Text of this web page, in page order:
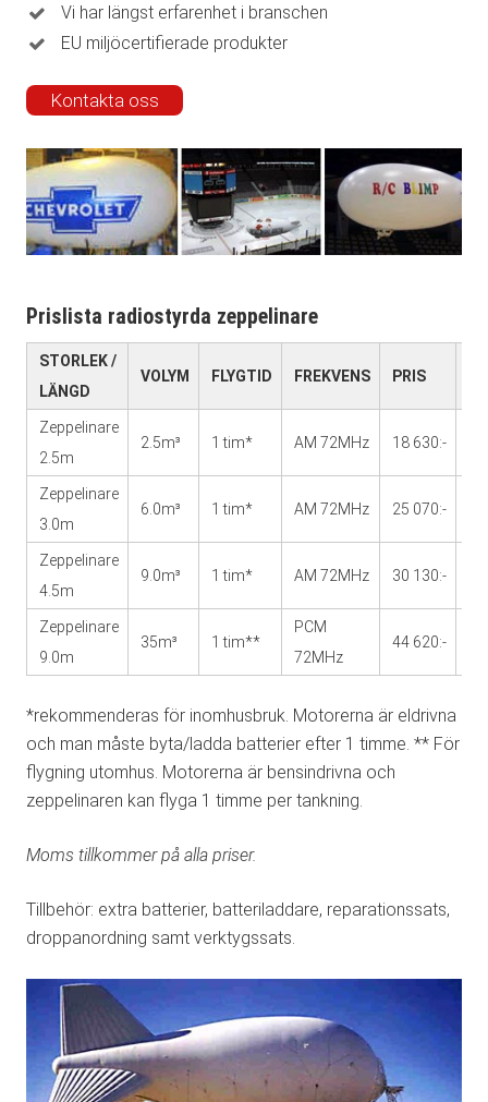
Vi har längst erfarenhet i branschen
EU miljöcertifierade produkter
Kontakta oss
Prislista radiostyrda zeppelinare
STORLEK /
LÄNGD
VOLYM FLYGTID FREKVENS PRIS
Zeppelinare
2.5m
2.5m³ 1 tim* AM 72MHz 18 630:-
Zeppelinare
3.0m
6.0m³ 1 tim* AM 72MHz 25 070:-
Zeppelinare
4.5m
9.0m³ 1 tim* AM 72MHz 30 130:-
Zeppelinare
9.0m
35m³ 1 tim**
PCM
72MHz
44 620:-
*rekommenderas för inomhusbruk. Motorerna är eldrivna
och man måste byta/ladda batterier efter 1 timme. ** För
flygning utomhus. Motorerna är bensindrivna och
zeppelinaren kan flyga 1 timme per tankning.
Moms tillkommer på alla priser.
Tillbehör: extra batterier, batteriladdare, reparationssats,
droppanordning samt verktygssats.